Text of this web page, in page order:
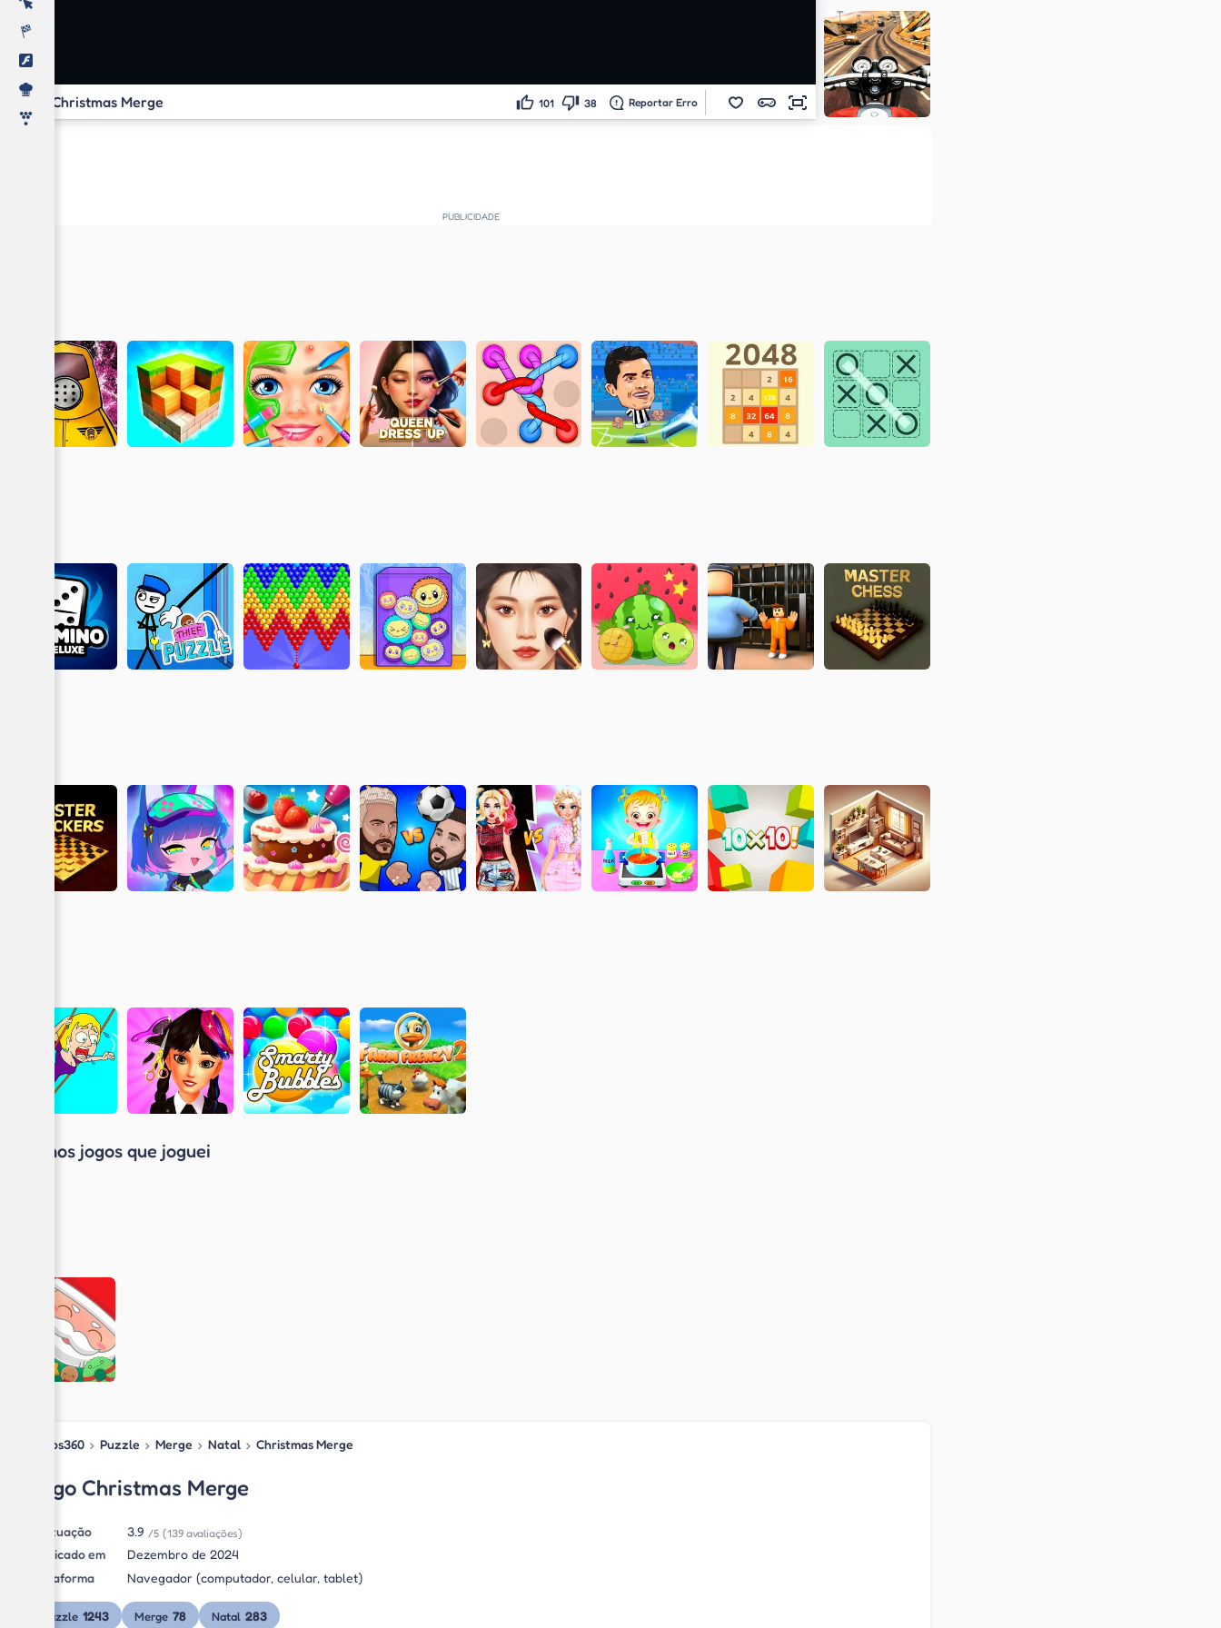
Christmas Merge 101 38 Reportar Erro
Últimos jogos que joguei
Jogos360 › Puzzle › Merge › Natal › Christmas Merge
Jogo Christmas Merge
Pontuação 3.9 /5 (139 avaliações)
Publicado em
Dezembro de 2024
Plataforma
Navegador (computador, celular, tablet)
Puzzle 1243 Merge 78 Natal 283